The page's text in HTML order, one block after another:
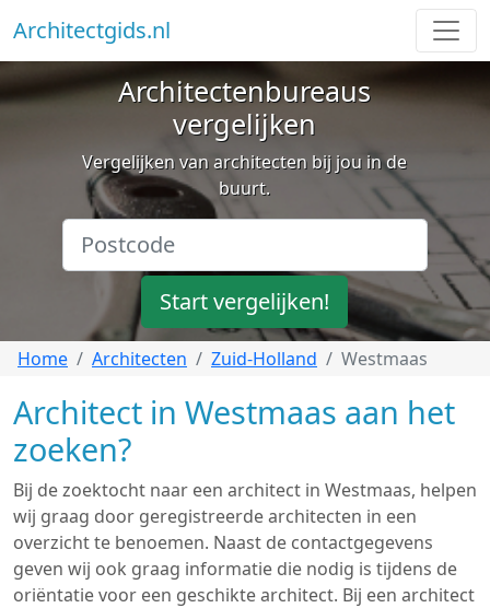
Architectgids.nl
Architectenbureaus
vergelijken
Vergelijken van architecten bij jou in de
buurt.
Start vergelijken!
Home Architecten Zuid-Holland Westmaas
Architect in Westmaas aan het
zoeken?
Bij de zoektocht naar een architect in Westmaas, helpen
wij graag door geregistreerde architecten in een
overzicht te benoemen. Naast de contactgegevens
geven wij ook graag informatie die nodig is tijdens de
oriëntatie voor een geschikte architect. Bij een architect